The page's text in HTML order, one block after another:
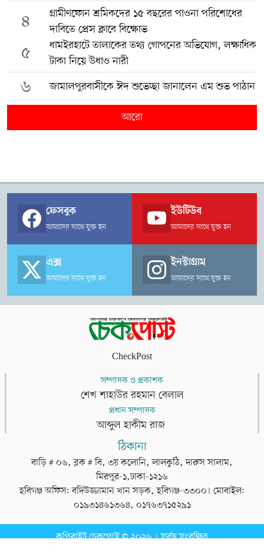
৪
গ্রামীণফোন শ্রমিকদের ১৫ বছরের পাওনা পরিশোধের
দাবিতে প্রেস ক্লাবে বিক্ষোভ
৫
ধামইরহাটে তালাকের তথ্য গোপনের অভিযোগ, লক্ষাধিক
টাকা নিয়ে উধাও নারী
৬ জামালপুরবাসীকে ঈদ শুভেচ্ছা জানালেন এম শুভ পাঠান
আরো
ফেসবুক
আমাদের সাথে যুক্ত হন
ইউটিউব
আমাদের সাথে যুক্ত হন
এক্স
আমাদের সাথে যুক্ত হন
ইনস্টাগ্রাম
আমাদের সাথে যুক্ত হন
CheckPost
সম্পাদক ও প্রকাশক
শেখ শাহাউর রহমান বেলাল
প্রধান সম্পাদক
আব্দুল হাকীম রাজ
ঠিকানা
বাড়ি # ০৬, ব্লক # বি, ৩য় কলোনি, লালকুঠি, দারুস সালাম,
মিরপুর-১,ঢাকা-১২১৬
হবিগঞ্জ অফিস: বদিউজ্জামান খান সড়ক, হবিগঞ্জ-৩৩০০। মোবাইল:
০১৯৩১৪৬১৩৬৪, ০১৭৬৩৭১৫২৯১
কপিরাইট চেকপোস্ট © ২০২৬ । সর্বস্ব সংরক্ষিত